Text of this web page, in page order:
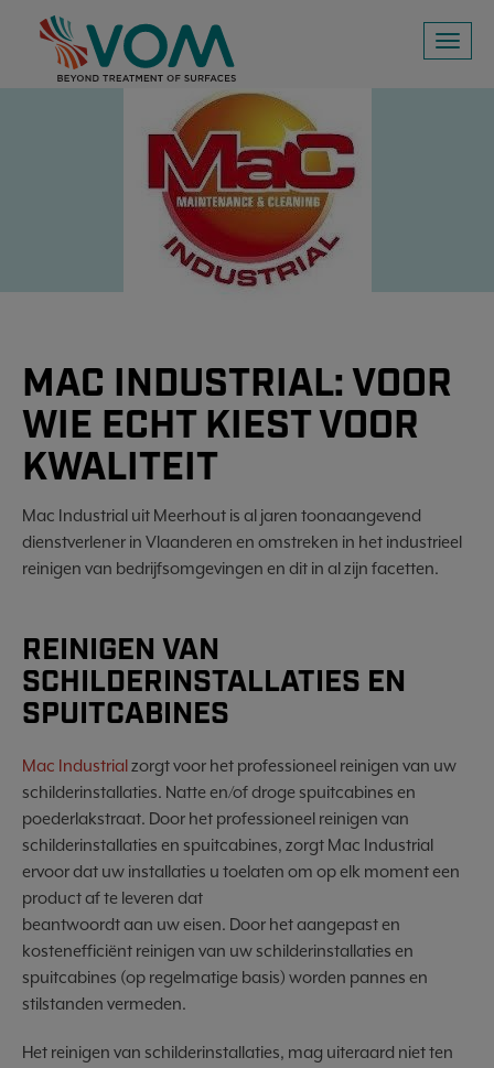
Toggle
MAC INDUSTRIAL: VOOR
WIE ECHT KIEST VOOR
KWALITEIT
Mac Industrial uit Meerhout is al jaren toonaangevend
dienstverlener in Vlaanderen en omstreken in het industrieel
reinigen van bedrijfsomgevingen en dit in al zijn facetten.
REINIGEN VAN
SCHILDERINSTALLATIES EN
SPUITCABINES
Mac Industrialzorgt voor het professioneel reinigen van uw
schilderinstallaties. Natte en/of droge spuitcabines en
poederlakstraat. Door het professioneel reinigen van
schilderinstallaties en spuitcabines, zorgt Mac Industrial
ervoor dat uw installaties u toelaten om op elk moment een
product af te leveren dat
beantwoordt aan uw eisen. Door het aangepast en
kostenefficiënt reinigen van uw schilderinstallaties en
spuitcabines (op regelmatige basis) worden pannes en
stilstanden vermeden.
Het reinigen van schilderinstallaties, mag uiteraard niet ten